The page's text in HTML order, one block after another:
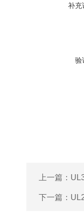
补充
验
上一篇：
下一篇：